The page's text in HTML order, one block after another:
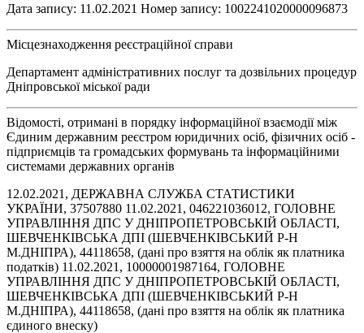
Дата запису: 11.02.2021 Номер запису: 1002241020000096873
Місцезнаходження реєстраційної справи
Департамент адміністративних послуг та дозвільних процедур
Дніпровської міської ради
Відомості, отримані в порядку інформаційної взаємодії між
Єдиним державним реєстром юридичних осіб, фізичних осіб -
підприємців та громадських формувань та інформаційними
системами державних органів
12.02.2021, ДЕРЖАВНА СЛУЖБА СТАТИСТИКИ
УКРАЇНИ, 37507880 11.02.2021, 046221036012, ГОЛОВНЕ
УПРАВЛІННЯ ДПС У ДНІПРОПЕТРОВСЬКІЙ ОБЛАСТІ,
ШЕВЧЕНКІВСЬКА ДПІ (ШЕВЧЕНКІВСЬКИЙ Р-Н
М.ДНІПРА), 44118658, (дані про взяття на облік як платника
податків) 11.02.2021, 10000001987164, ГОЛОВНЕ
УПРАВЛІННЯ ДПС У ДНІПРОПЕТРОВСЬКІЙ ОБЛАСТІ,
ШЕВЧЕНКІВСЬКА ДПІ (ШЕВЧЕНКІВСЬКИЙ Р-Н
М.ДНІПРА), 44118658, (дані про взяття на облік як платника
єдиного внеску)